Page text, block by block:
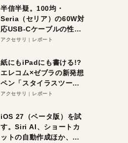
半信半疑。100均・
Seria（セリア）の60W対
応USB-Cケーブルの性能
を検証。超コスパの1本を
アクセサリ レポート
紙にもiPadにも書ける!?
エレコム×ゼブラの新発想
ペン「スタイラスツーウ
ェイ」レビュー。持ち替
アクセサリ レポート
iOS 27（ベータ版）を試
す。Siri AI、ショートカ
ットの自動作成ほか、期